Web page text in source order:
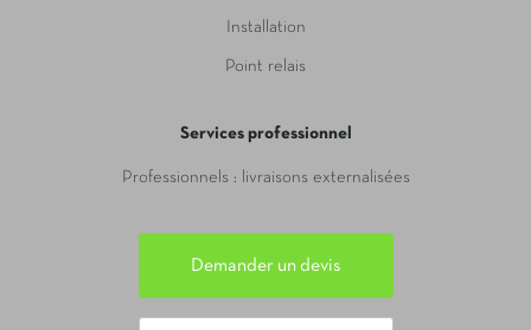
Installation
Point relais
Services professionnel
Professionnels : livraisons externalisées
Demander un devis